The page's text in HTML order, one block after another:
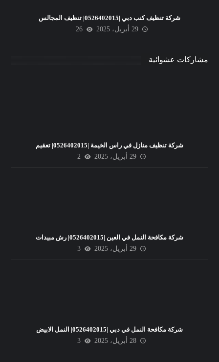
شركة تنظيف كنب دبي |0526402015| تنظيف المجالس
29 أبريل، 2025
26
مشاركات عشوائية
شركة تنظيف منازل في راس الخيمة |0526402015| تعقيم
29 أبريل، 2025
2
شركة مكافحة النمل في العين |0526402015| رش مبيدات
29 أبريل، 2025
3
شركة مكافحة النمل في دبي |0526402015| النمل الابيض
28 أبريل، 2025
3